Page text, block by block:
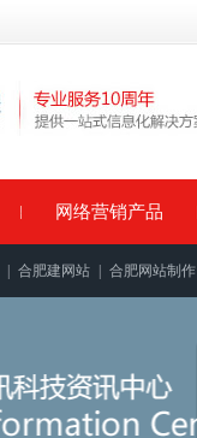
网络营销产品
合肥建网站 合肥网站制作